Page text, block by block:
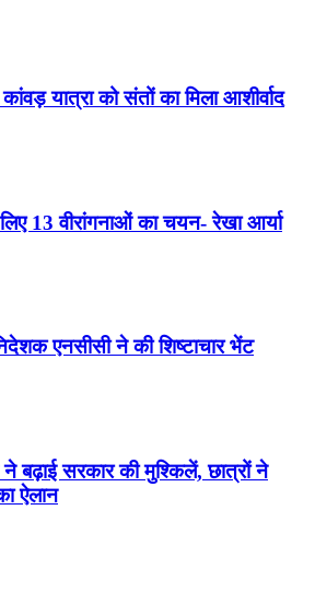
यात्रा को संतों का मिला आशीर्वाद
13 वीरांगनाओं का चयन- रेखा आर्या
एनसीसी ने की शिष्टाचार भेंट
बढ़ाई सरकार की मुश्किलें, छात्रों ने
ऐलान